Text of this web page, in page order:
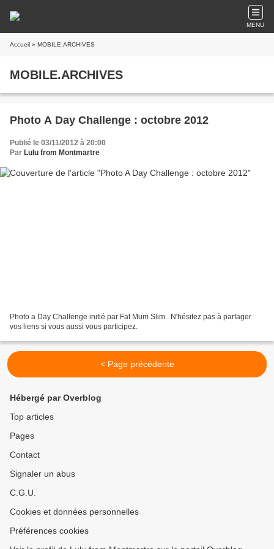
MENU
Accueil » MOBILE.ARCHIVES
MOBILE.ARCHIVES
Photo A Day Challenge : octobre 2012
Publié le 03/11/2012 à 20:00
Par Lulu from Montmartre
Photo a Day Challenge initié par Fat Mum Slim . N'hésitez pas à partager
vos liens si vous aussi vous participez.
< Page précédente
Hébergé par Overblog
Top articles
Pages
Contact
Signaler un abus
C.G.U.
Cookies et données personnelles
Préférences cookies